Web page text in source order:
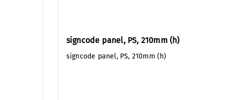
signcode panel, PS, 210mm (h)
signcode panel, PS, 210mm (h)